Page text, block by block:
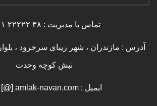
تماس با مدیریت : ۳۸ ۲۲۲۲۲ ۰۹۱۱
آدرس : مازندران ، شهر زیبای سرخرود ،
نبش کوچه وحدت
ایمیل : info [@] amlak-navan.com